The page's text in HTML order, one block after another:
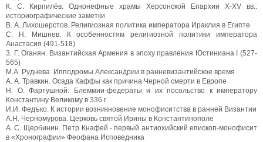
К. С. Кирпилёв. Однонефные храмы Херсонской Епархии X-XV вв.:
историографические заметки
B. А. Лихошерстов. Религиозная политика императора Ираклия в Египте
C. Н. Мишнев. К особенностям религиозной политики императора
Анастасия (491-518)
3. Г. Оганян. Византийская Армения в эпоху правления Юстиниана I (527-
565)
М.А. Руднева. Ипподромы Александрии в ранневизантийское время
А. А. Травкин. Осада Каффы как причина Черной смерти в Европе
Н. О. Фартушной. Блеммии-федераты и их посольство к императору
Константину Великому в 336 г
И.И. Федъко. К истории возникновение монофиситства в ранней Византии
А.Н. Черномурова. Церковь святой Ирины в Константинополе
А. С. Щербинин. Петр Кнафей - первый антиохийский епископ-монофисит
в «Хронографии» Феофана Исповедника